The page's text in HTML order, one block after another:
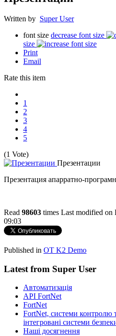
Written by Super User
font size decrease font size
size
Print
Email
Rate this item
1
2
3
4
5
(1 Vote)
Презентации
Презентация апарратно-
Read 98603 times Last modified
09:03
http://evruka.com.ua/
Published in OT K2 Demo
Latest from Super User
Автоматизація
API FortNet
FortNet
FortNet, системи контролю
інтегровані системи
Наші досягнення